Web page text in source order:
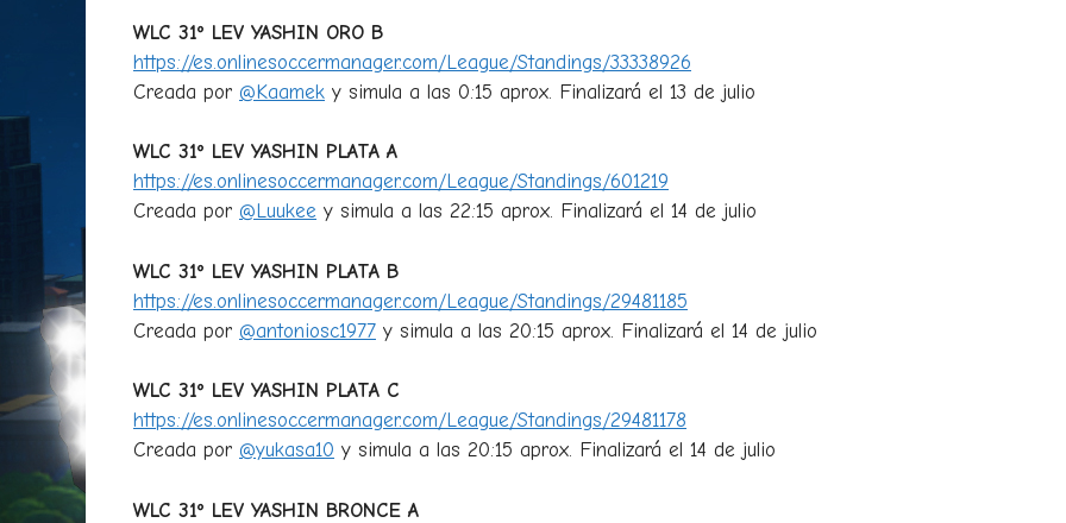
WLC 31º LEV YASHIN ORO B
https://es.onlinesoccermanager.com/League/Standings/33338926
Creada por @Kaamek y simula a las 0:15 aprox. Finalizará el 13 de julio
WLC 31º LEV YASHIN PLATA A
https://es.onlinesoccermanager.com/League/Standings/601219
Creada por @Luukee y simula a las 22:15 aprox. Finalizará el 14 de julio
WLC 31º LEV YASHIN PLATA B
https://es.onlinesoccermanager.com/League/Standings/29481185
Creada por @antoniosc1977 y simula a las 20:15 aprox. Finalizará el 14 de julio
WLC 31º LEV YASHIN PLATA C
https://es.onlinesoccermanager.com/League/Standings/29481178
Creada por @yukasa10 y simula a las 20:15 aprox. Finalizará el 14 de julio
WLC 31º LEV YASHIN BRONCE A